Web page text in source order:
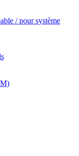
/ pour système